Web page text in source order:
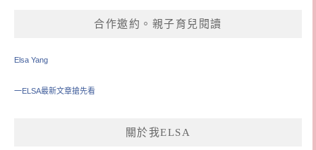
合作邀約。親子育兒閱讀
Elsa Yang
一ELSA最新文章搶先看
關於我ELSA